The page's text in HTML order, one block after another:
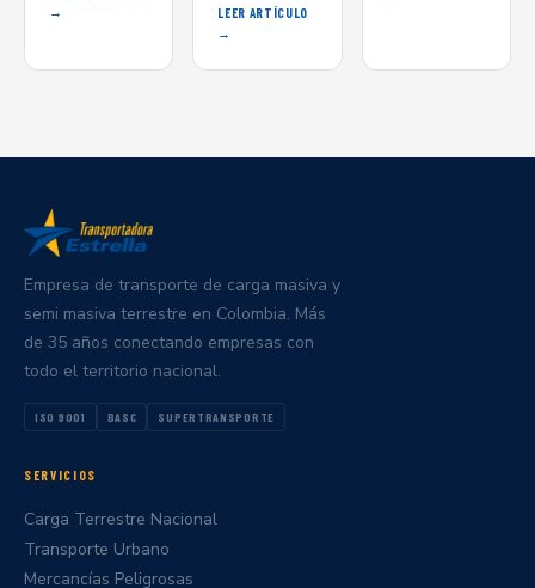
→
LEER ARTÍCULO
→
Empresa de transporte de carga masiva y
semi masiva terrestre en Colombia. Más
de 35 años conectando empresas con
todo el territorio nacional.
ISO 9001 BASC SUPERTRANSPORTE
SERVICIOS
Carga Terrestre Nacional
Transporte Urbano
Mercancías Peligrosas